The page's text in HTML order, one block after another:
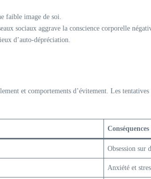
faible image de soi.
sociaux aggrave la conscience corporelle
d’auto-dépréciation.
et comportements d’évitement. Les
Conséquences
Obsession sur
Anxiété et